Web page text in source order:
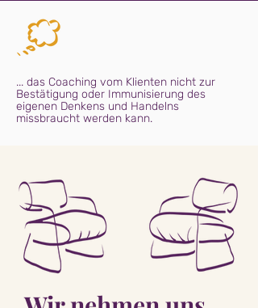
... das Coaching vom Klienten nicht zur
Bestätigung oder Immunisierung des
eigenen Denkens und Handelns
missbraucht werden kann.